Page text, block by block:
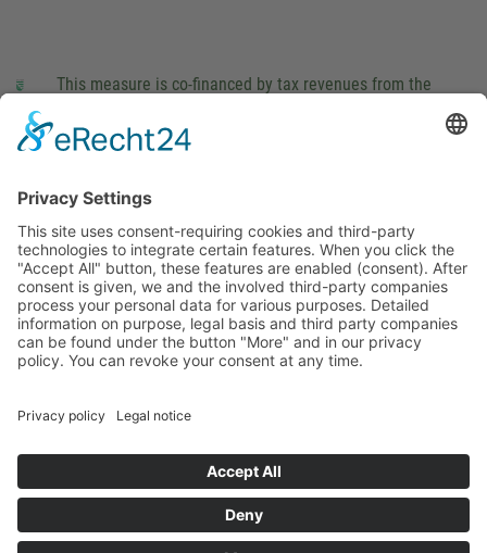
This measure is co-financed by tax revenues from the
Landtag (parliament).
This site uses consent-requiring cookies and third-party
technologies to integrate certain features. When you click the
"Accept All" button, these features are enabled (consent).
After consent is given, we and the involved third-party
companies process your personal data for various purposes.
companies can be found under the button "More" and in our
DENY ACCEPT MORE